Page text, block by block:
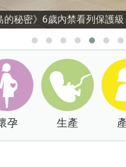
秘密》6歲內禁看列保護
孕 生產